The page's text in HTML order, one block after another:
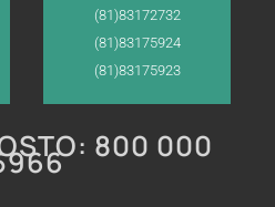
(81)83172732
(81)83175924
(81)83175923
800 000